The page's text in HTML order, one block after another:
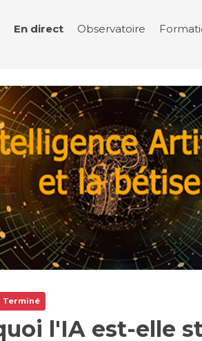
En direct Observatoire
Terminé
l'IA est-elle